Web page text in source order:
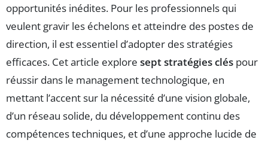
opportunités inédites. Pour les professionnels qui
veulent gravir les échelons et atteindre des postes de
direction, il est essentiel d’adopter des stratégies
efficaces. Cet article explore sept stratégies clés pour
réussir dans le management technologique, en
mettant l’accent sur la nécessité d’une vision globale,
d’un réseau solide, du développement continu des
compétences techniques, et d’une approche lucide de